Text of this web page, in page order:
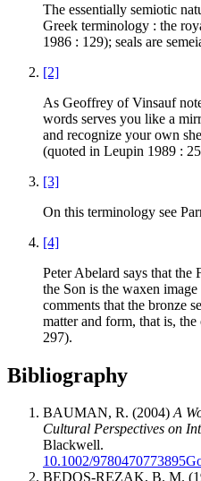
The essentially semiotic
Greek terminology : the
1986 : 129); seals are
[2]
As Geoffrey of Vinsauf
words serves you like a
and recognize your own
(quoted in Leupin 1989 :
[3]
On this terminology see
[4]
Peter Abelard says that the
the Son is the waxen
comments that the bronze
matter and form, that is,
297).
Bibliography
BAUMAN, R. (2004)A
Cultural Perspectives on
Blackwell.
10.1002/9780470773895
BEDOS-REZAK, B. M.